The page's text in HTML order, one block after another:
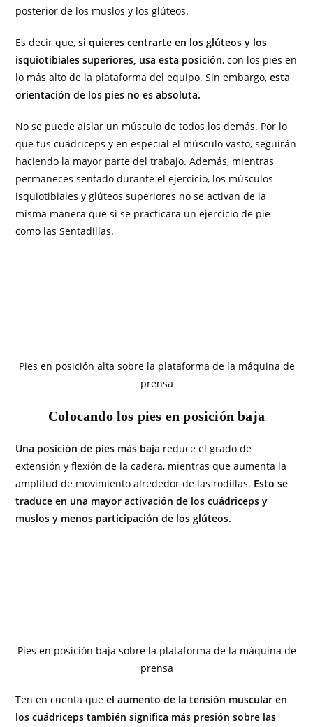
posterior de los muslos y los glúteos.
Es decir que,si quieres centrarte en los glúteos y los
isquiotibiales superiores, usa esta posición, con los pies en
lo más alto de la plataforma del equipo. Sin embargo,esta
orientación de los pies no es absoluta.
No se puede aislar un músculo de todos los demás. Por lo
que tus cuádriceps y en especial el músculo vasto, seguirán
haciendo la mayor parte del trabajo. Además, mientras
permaneces sentado durante el ejercicio, los músculos
isquiotibiales y glúteos superiores no se activan de la
misma manera que si se practicara un ejercicio de pie
como las Sentadillas.
Pies en posición alta sobre la plataforma de la máquina de
prensa
Colocando los pies en posición baja
Una posición de pies más baja reduce el grado de
extensión y flexión de la cadera, mientras que aumenta la
amplitud de movimiento alrededor de las rodillas. Esto se
traduce en una mayor activación de los cuádriceps y
muslos y menos participación de los glúteos.
Pies en posición baja sobre la plataforma de la máquina de
prensa
Ten en cuenta queel aumento de la tensión muscular en
los cuádriceps también significa más presión sobre las